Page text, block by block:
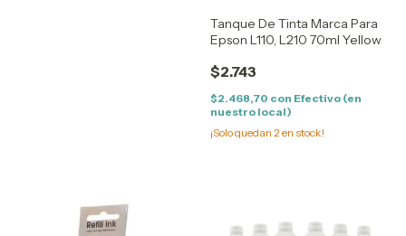
Tanque De Tinta Marca Para
Epson L110, L210 70ml Yellow
$2.743
$2.468,70 con Efectivo (en
nuestro local)
¡Solo quedan 2 en stock!